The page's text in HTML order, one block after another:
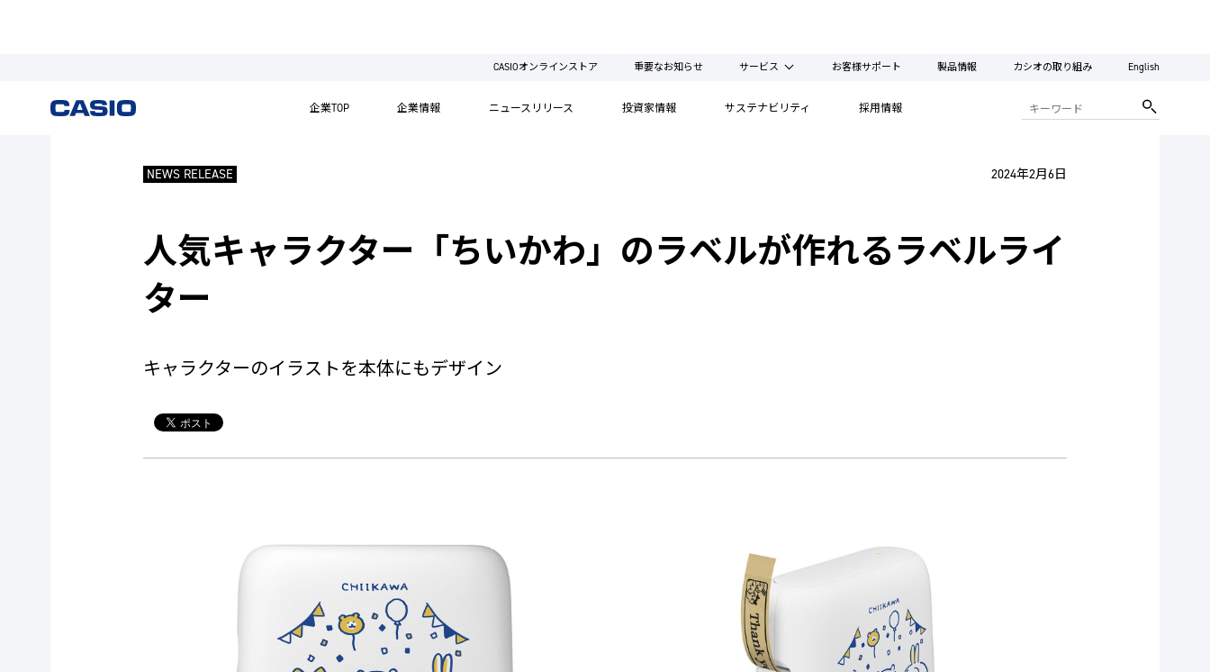
CASIOオンラインストア 重要なお知らせ サービス お客様サポート 製品情報 カシオの取り組み English
企業TOP 企業情報 ニュースリリース 投資家情報 サステナビリティ 採用情報
NEWS RELEASE 2024年2月6日
人気キャラクター「ちいかわ」のラベルが作れるラベルライ
ター
キャラクターのイラストを本体にもデザイン